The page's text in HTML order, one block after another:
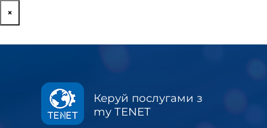
×
Керуй послугами з
my TENET